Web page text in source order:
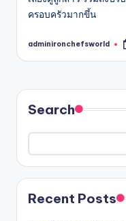
ครอบครัวมากขึ้น
Posted
adminironchefsworld
Search
Recent Posts